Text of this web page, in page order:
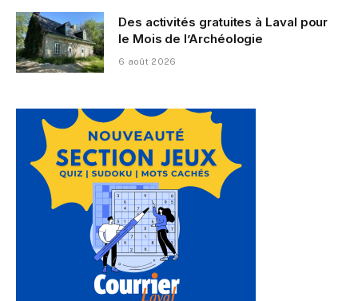
Des activités gratuites à Laval pour
le Mois de l’Archéologie
6 août 2026